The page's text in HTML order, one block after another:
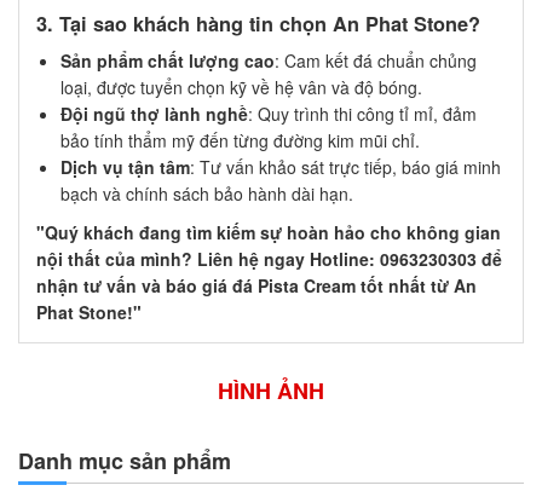
Danh mục sản phẩm
3. Tại sao khách hàng tin chọn An Phat Stone?
Sản phẩm chất lượng cao: Cam kết đá chuẩn chủng
loại, được tuyển chọn kỹ về hệ vân và độ bóng.
Đội ngũ thợ lành nghề: Quy trình thi công tỉ mỉ, đảm
bảo tính thẩm mỹ đến từng đường kim mũi chỉ.
Dịch vụ tận tâm: Tư vấn khảo sát trực tiếp, báo giá minh
bạch và chính sách bảo hành dài hạn.
"Quý khách đang tìm kiếm sự hoàn hảo cho không gian
nội thất của mình? Liên hệ ngay Hotline: 0963230303 để
nhận tư vấn và báo giá đá Pista Cream tốt nhất từ An
Phat Stone!"
HÌNH ẢNH